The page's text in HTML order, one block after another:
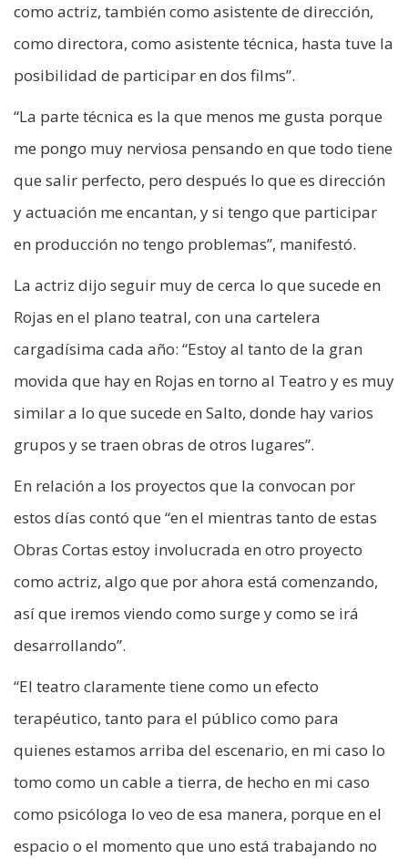
como actriz, también como asistente de dirección,
como directora, como asistente técnica, hasta tuve la
posibilidad de participar en dos films”.
“La parte técnica es la que menos me gusta porque
me pongo muy nerviosa pensando en que todo tiene
que salir perfecto, pero después lo que es dirección
y actuación me encantan, y si tengo que participar
en producción no tengo problemas”, manifestó.
La actriz dijo seguir muy de cerca lo que sucede en
Rojas en el plano teatral, con una cartelera
cargadísima cada año: “Estoy al tanto de la gran
movida que hay en Rojas en torno al Teatro y es muy
similar a lo que sucede en Salto, donde hay varios
grupos y se traen obras de otros lugares”.
En relación a los proyectos que la convocan por
estos días contó que “en el mientras tanto de estas
Obras Cortas estoy involucrada en otro proyecto
como actriz, algo que por ahora está comenzando,
así que iremos viendo como surge y como se irá
desarrollando”.
“El teatro claramente tiene como un efecto
terapéutico, tanto para el público como para
quienes estamos arriba del escenario, en mi caso lo
tomo como un cable a tierra, de hecho en mi caso
como psicóloga lo veo de esa manera, porque en el
espacio o el momento que uno está trabajando no